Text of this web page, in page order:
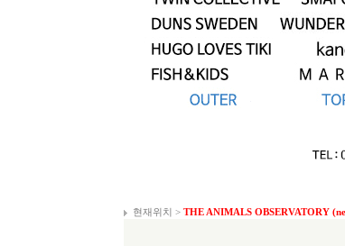
현재위치 > THE ANIMALS OBSERVATORY